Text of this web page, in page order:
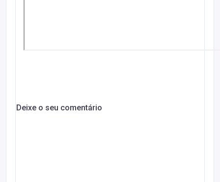
Deixe o seu comentário